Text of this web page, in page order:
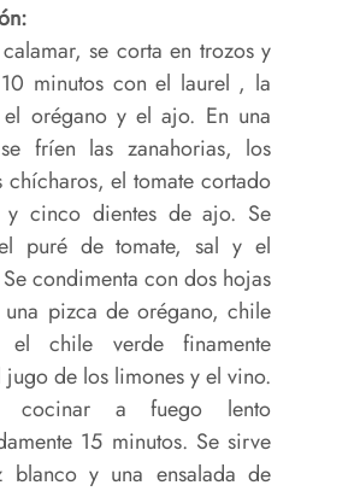
se corta en trozos y
minutos con el laurel , la
orégano y el ajo. En una
fríen las zanahorias, los
chícharos, el tomate cortado
y cinco dientes de ajo. Se
puré de tomate, sal y el
condimenta con dos hojas
pizca de orégano, chile
el chile verde finamente
de los limones y el vino.
cocinar a fuego lento
15 minutos. Se sirve
blanco y una ensalada de